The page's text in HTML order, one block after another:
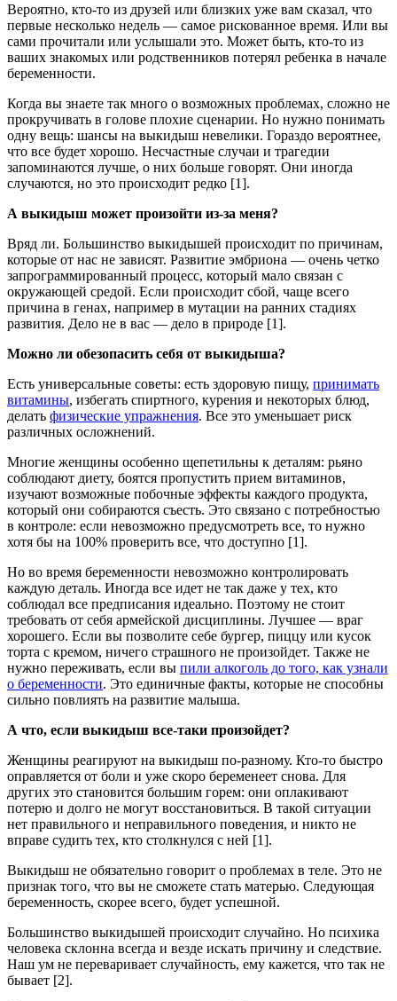
Вероятно, кто-то из друзей или близких уже вам сказал, что
первые несколько недель — самое рискованное время. Или вы
сами прочитали или услышали это. Может быть, кто-то из
ваших знакомых или родственников потерял ребенка в начале
беременности.
Когда вы знаете так много о возможных проблемах, сложно не
прокручивать в голове плохие сценарии. Но нужно понимать
одну вещь: шансы на выкидыш невелики. Гораздо вероятнее,
что все будет хорошо. Несчастные случаи и трагедии
запоминаются лучше, о них больше говорят. Они иногда
случаются, но это происходит редко [1].
А выкидыш может произойти из-за меня?
Вряд ли. Большинство выкидышей происходит по причинам,
которые от нас не зависят. Развитие эмбриона — очень четко
запрограммированный процесс, который мало связан с
окружающей средой. Если происходит сбой, чаще всего
причина в генах, например в мутации на ранних стадиях
развития. Дело не в вас — дело в природе [1].
Можно ли обезопасить себя от выкидыша?
Есть универсальные советы: есть здоровую пищу, принимать
витамины, избегать спиртного, курения и некоторых блюд,
делать физические упражнения. Все это уменьшает риск
различных осложнений.
Многие женщины особенно щепетильны к деталям: рьяно
соблюдают диету, боятся пропустить прием витаминов,
изучают возможные побочные эффекты каждого продукта,
который они собираются съесть. Это связано с потребностью
в контроле: если невозможно предусмотреть все, то нужно
хотя бы на 100% проверить все, что доступно [1].
Но во время беременности невозможно контролировать
каждую деталь. Иногда все идет не так даже у тех, кто
соблюдал все предписания идеально. Поэтому не стоит
требовать от себя армейской дисциплины. Лучшее — враг
хорошего. Если вы позволите себе бургер, пиццу или кусок
торта с кремом, ничего страшного не произойдет. Также не
нужно переживать, если вы пили алкоголь до того, как узнали
о беременности. Это единичные факты, которые не способны
сильно повлиять на развитие малыша.
А что, если выкидыш все-таки произойдет?
Женщины реагируют на выкидыш по-разному. Кто-то быстро
оправляется от боли и уже скоро беременеет снова. Для
других это становится большим горем: они оплакивают
потерю и долго не могут восстановиться. В такой ситуации
нет правильного и неправильного поведения, и никто не
вправе судить тех, кто столкнулся с ней [1].
Выкидыш не обязательно говорит о проблемах в теле. Это не
признак того, что вы не сможете стать матерью. Следующая
беременность, скорее всего, будет успешной.
Большинство выкидышей происходит случайно. Но психика
человека склонна всегда и везде искать причину и следствие.
Наш ум не переваривает случайность, ему кажется, что так не
бывает [2].